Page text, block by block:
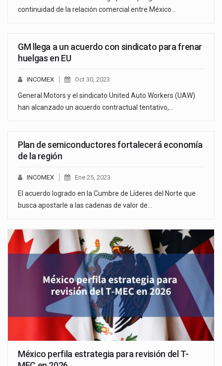
continuidad de la relación comercial entre México…
GM llega a un acuerdo con sindicato para frenar
huelgas en EU
INCOMEX Oct 30, 2023
General Motors y el sindicato United Auto Workers (UAW)
han alcanzado un acuerdo contractual tentativo,…
Plan de semiconductores fortalecerá economía
de la región
INCOMEX Ene 25, 2023
El acuerdo logrado en la Cumbre de Líderes del Norte que
busca apostarle a las cadenas de valor de…
México perfila estrategia para revisión del T-